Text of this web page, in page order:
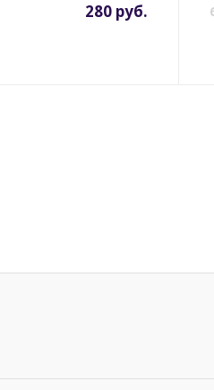
280 руб.